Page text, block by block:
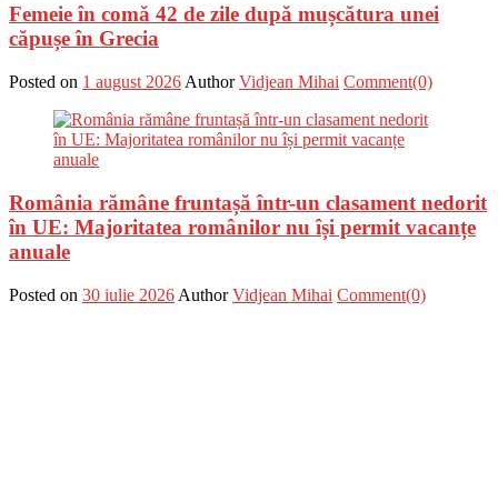
Femeie în comă 42 de zile după mușcătura unei
căpușe în Grecia
Posted on 1 august 2026 Author Vidjean Mihai Comment(0)
România rămâne fruntașă într-un clasament nedorit
în UE: Majoritatea românilor nu își permit vacanțe
anuale
Posted on 30 iulie 2026 Author Vidjean Mihai Comment(0)